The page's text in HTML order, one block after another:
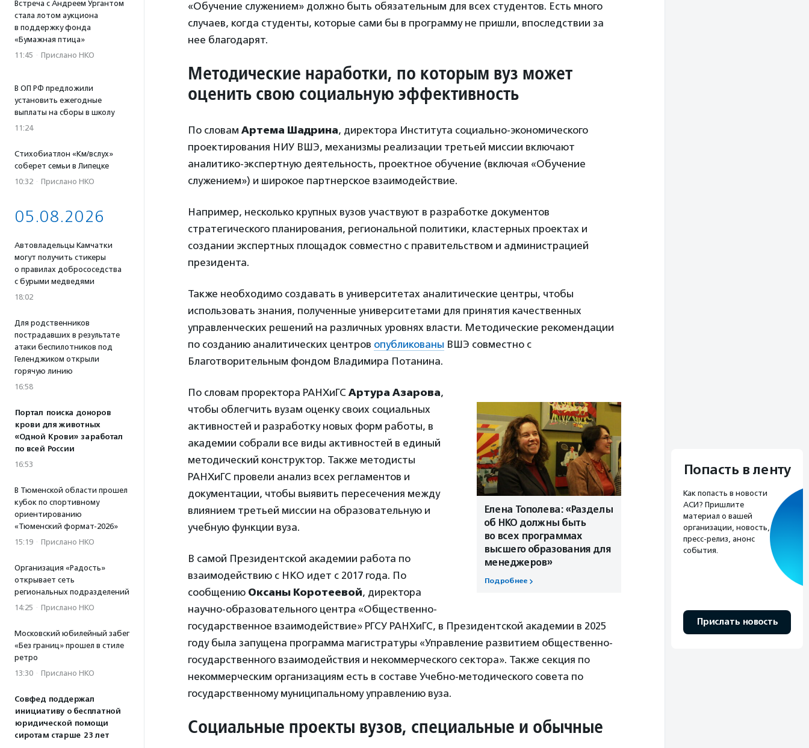
Встреча с Андреем Ургантом
стала лотом аукциона
в поддержку фонда
«Бумажная птица»
11:45 · Прислано НКО
В ОП РФ предложили
установить ежегодные
выплаты на сборы в школу
11:24
Стихобиатлон «Км/вслух»
соберет семьи в Липецке
10:32 · Прислано НКО
05.08.2026
Автовладельцы Камчатки
могут получить стикеры
о правилах добрососедства
с бурыми медведями
18:02
Для родственников
пострадавших в результате
атаки беспилотников под
Геленджиком открыли
горячую линию
16:58
Портал поиска доноров
крови для животных
«Одной Крови» заработал
по всей России
16:53
В Тюменской области прошел
кубок по спортивному
ориентированию
«Тюменский формат-2026»
15:19 · Прислано НКО
Организация «Радость»
открывает сеть
региональных подразделений
14:25 · Прислано НКО
Московский юбилейный забег
«Без границ» прошел в стиле
ретро
13:30 · Прислано НКО
Совфед поддержал
инициативу о бесплатной
юридической помощи
сиротам старше 23 лет
«Обучение служением» должно быть обязательным для всех студентов. Есть много
случаев, когда студенты, которые сами бы в программу не пришли, впоследствии за
нее благодарят.
Методические наработки, по которым вуз может
оценить свою социальную эффективность
По словам Артема Шадрина, директора Института социально-экономического
проектирования НИУ ВШЭ, механизмы реализации третьей миссии включают
аналитико-экспертную деятельность, проектное обучение (включая «Обучение
служением») и широкое партнерское взаимодействие.
Например, несколько крупных вузов участвуют в разработке документов
стратегического планирования, региональной политики, кластерных проектах и
создании экспертных площадок совместно с правительством и администрацией
президента.
Также необходимо создавать в университетах аналитические центры, чтобы
использовать знания, полученные университетами для принятия качественных
управленческих решений на различных уровнях власти. Методические рекомендации
по созданию аналитических центров опубликованы ВШЭ совместно с
Благотворительным фондом Владимира Потанина.
Елена Тополева: «Разделы
об НКО должны быть
во всех программах
высшего образования для
менеджеров»
Подробнее
По словам проректора РАНХиГС Артура Азарова,
чтобы облегчить вузам оценку своих социальных
активностей и разработку новых форм работы, в
академии собрали все виды активностей в единый
методический конструктор. Также методисты
РАНХиГС провели анализ всех регламентов и
документации, чтобы выявить пересечения между
влиянием третьей миссии на образовательную и
учебную функции вуза.
В самой Президентской академии работа по
взаимодействию с НКО идет с 2017 года. По
сообщению Оксаны Коротеевой, директора
научно-образовательного центра «Общественно-
государственное взаимодействие» РГСУ РАНХиГС, в Президентской академии в 2025
году была запущена программа магистратуры «Управление развитием общественно-
государственного взаимодействия и некоммерческого сектора». Также секция по
некоммерческим организациям есть в составе Учебно-методического совета по
государственному муниципальному управлению вуза.
Социальные проекты вузов, специальные и обычные
Попасть в ленту
Как попасть в новости
АСИ? Пришлите
материал о вашей
организации, новость,
пресс-релиз, анонс
события.
Прислать новость